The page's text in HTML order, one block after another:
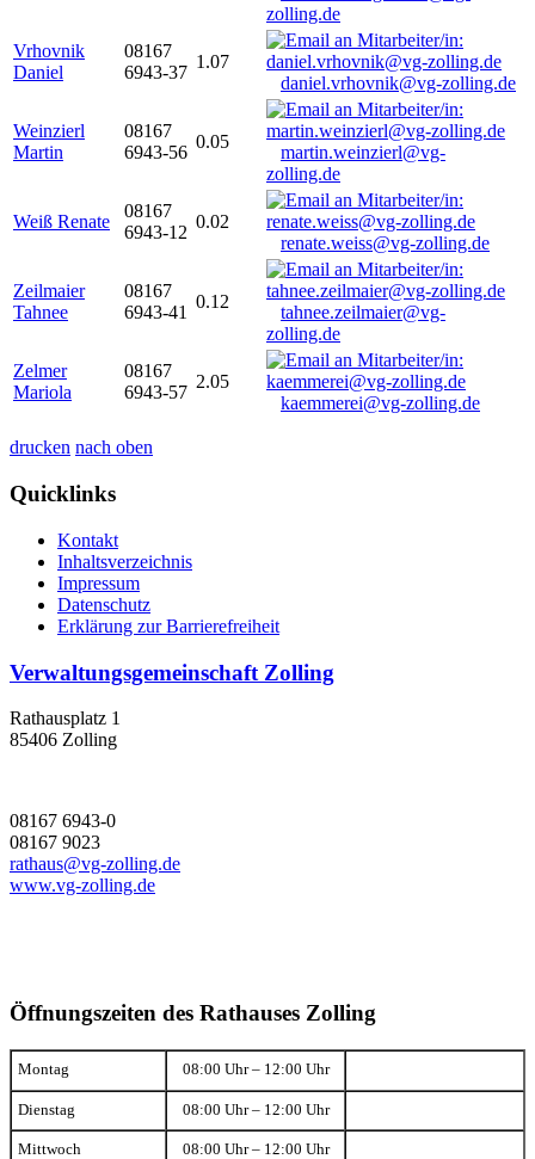
zolling.de
Vrhovnik
Daniel
08167
6943-37
1.07
daniel.vrhovnik@vg-zolling.de
Weinzierl
Martin
08167
6943-56
0.05
martin.weinzierl@vg-
zolling.de
Weiß Renate
08167
6943-12
0.02
renate.weiss@vg-zolling.de
Zeilmaier
Tahnee
08167
6943-41
0.12
tahnee.zeilmaier@vg-
zolling.de
Zelmer
Mariola
08167
6943-57
2.05
kaemmerei@vg-zolling.de
drucken nach oben
Quicklinks
Kontakt
Inhaltsverzeichnis
Impressum
Datenschutz
Erklärung zur Barrierefreiheit
Verwaltungsgemeinschaft Zolling
Rathausplatz 1
85406 Zolling
08167 6943-0
08167 9023
rathaus@vg-zolling.de
www.vg-zolling.de
Öffnungszeiten des Rathauses Zolling
Montag 08:00 Uhr – 12:00 Uhr
Dienstag 08:00 Uhr – 12:00 Uhr
Mittwoch 08:00 Uhr – 12:00 Uhr